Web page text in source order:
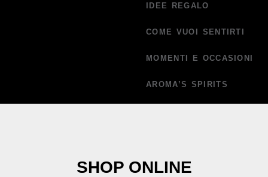
IDEE REGALO
COME VUOI SENTIRTI
MOMENTI E OCCASIONI
AROMA’S SPIRITS
SHOP ONLINE